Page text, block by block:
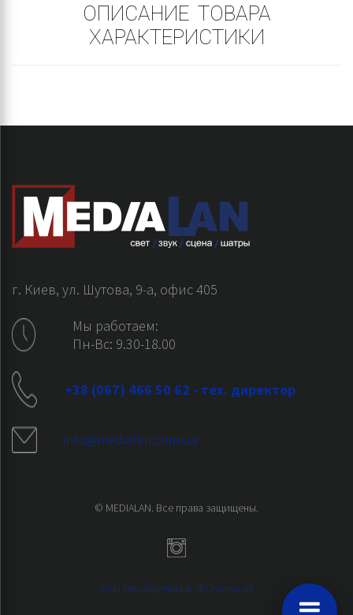
ОПИСАНИЕ ТОВАРА
ХАРАКТЕРИСТИКИ
г. Киев, ул. Шутова, 9-а, офис 405
Мы работаем:
Пн-Вс: 9.30-18.00
+38 (067) 466 50 62 - тех. директор
info@medialan.com.ua
© MEDIALAN. Все права защищены.
Web Development & SEO services